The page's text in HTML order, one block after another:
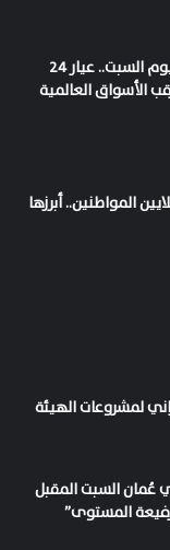
تحديثات جديدة – الذهب اليوم السبت.. عيار 24
المواطنين.. أبرزها
لمشروعات الهيئة
عُمان السبت المقبل
رفيعة المستوى”